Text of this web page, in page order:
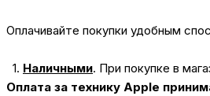
Оплачивайте покупки удобным
1. Наличными. При покупке в
Оплата за технику Apple